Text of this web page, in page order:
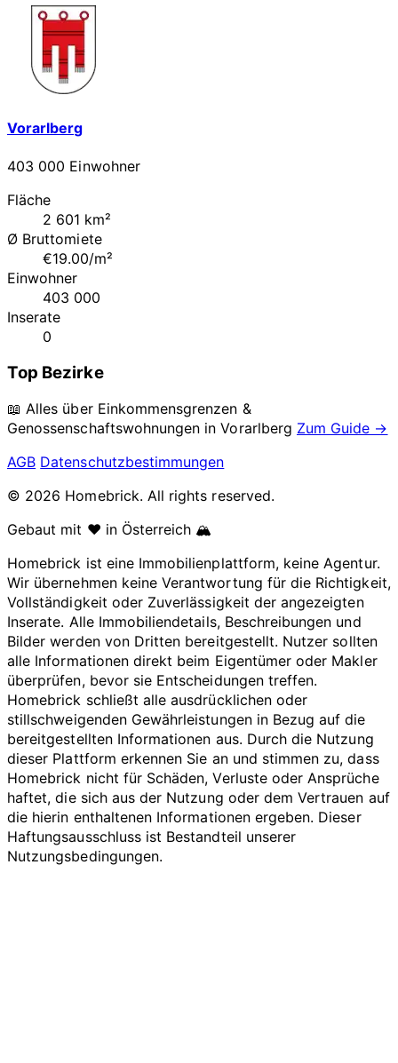
Vorarlberg
403 000 Einwohner
Fläche
2 601 km²
Ø Bruttomiete
€19.00/m²
Einwohner
403 000
Inserate
0
Top Bezirke
📖 Alles über Einkommensgrenzen &
Genossenschaftswohnungen inVorarlberg Zum Guide →
AGB Datenschutzbestimmungen
© 2026 Homebrick. All rights reserved.
Gebaut mit ❤️ in Österreich 🏔️
Homebrick ist eine Immobilienplattform, keine Agentur.
Wir übernehmen keine Verantwortung für die Richtigkeit,
Vollständigkeit oder Zuverlässigkeit der angezeigten
Inserate. Alle Immobiliendetails, Beschreibungen und
Bilder werden von Dritten bereitgestellt. Nutzer sollten
alle Informationen direkt beim Eigentümer oder Makler
überprüfen, bevor sie Entscheidungen treffen.
Homebrick schließt alle ausdrücklichen oder
stillschweigenden Gewährleistungen in Bezug auf die
bereitgestellten Informationen aus. Durch die Nutzung
dieser Plattform erkennen Sie an und stimmen zu, dass
Homebrick nicht für Schäden, Verluste oder Ansprüche
haftet, die sich aus der Nutzung oder dem Vertrauen auf
die hierin enthaltenen Informationen ergeben. Dieser
Haftungsausschluss ist Bestandteil unserer
Nutzungsbedingungen.